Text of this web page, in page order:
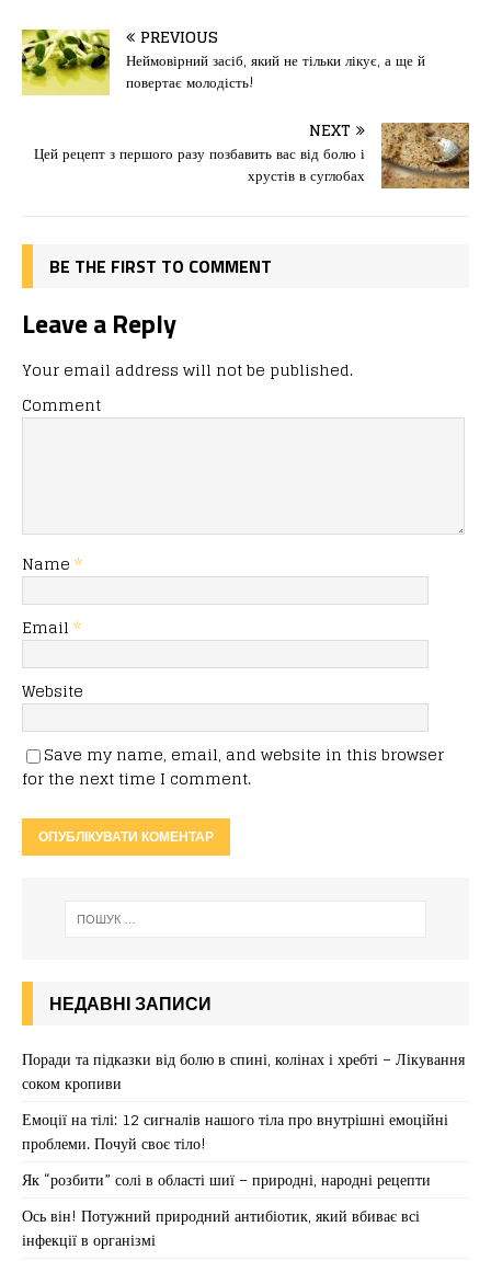
c
e
b
o
o
st
o
d
o
n
ai
l
іл
и
т
ис
я
PREVIOUS
Неймовірний засіб, який не тільки лікує, а ще й
повертає молодість!
NEXT
Цей рецепт з першого разу позбавить вас від болю і
хрустів в суглобах
BE THE FIRST TO COMMENT
Leave a Reply
Your email address will not be published.
Comment
Name *
Email *
Website
Save my name, email, and website in this browser
for the next time I comment.
НЕДАВНІ ЗАПИСИ
Поради та підказки від болю в спині, колінах і хребті – Лікування
соком кропиви
Емоції на тілі: 12 сигналів нашого тіла про внутрішні емоційні
проблеми. Почуй своє тіло!
Як “розбити” солі в області шиї – природні, народні рецепти
Ось він! Потужний природний антибіотик, який вбиває всі
інфекції в організмі